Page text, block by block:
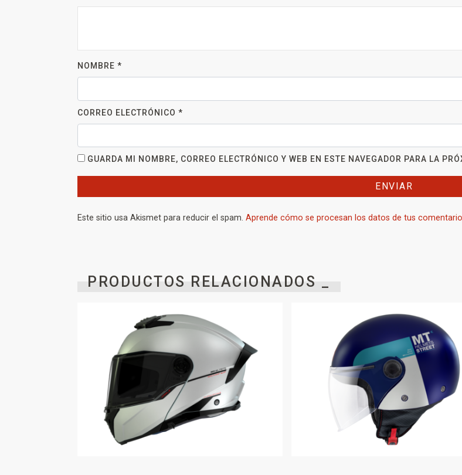
NOMBRE *
CORREO ELECTRÓNICO *
GUARDA MI NOMBRE, CORREO ELECTRÓNICO Y WEB EN ESTE NAVEGADOR PARA LA
Este sitio usa Akismet para reducir el spam. Aprende cómo se procesan los datos de tus
PRODUCTOS RELACIONADOS _